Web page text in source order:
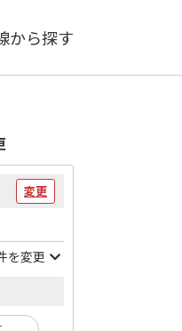
から探す
変更
を変更